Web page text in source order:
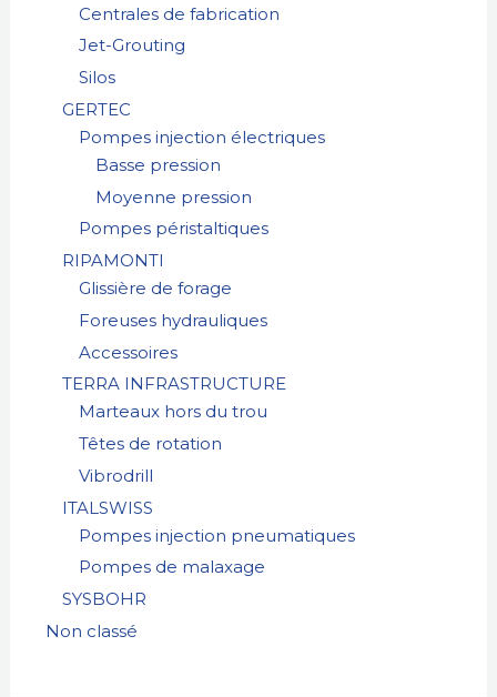
Centrales de fabrication
Jet-Grouting
Silos
GERTEC
Pompes injection électriques
Basse pression
Moyenne pression
Pompes péristaltiques
RIPAMONTI
Glissière de forage
Foreuses hydrauliques
Accessoires
TERRA INFRASTRUCTURE
Marteaux hors du trou
Têtes de rotation
Vibrodrill
ITALSWISS
Pompes injection pneumatiques
Pompes de malaxage
SYSBOHR
Non classé